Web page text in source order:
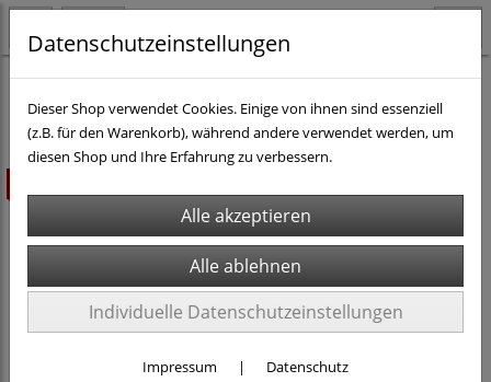
Datenschutzeinstellungen
Dieser Shop verwendet Cookies. Einige von ihnen sind essenziell
(z.B. für den Warenkorb), während andere verwendet werden, um
diesen Shop und Ihre Erfahrung zu verbessern.
Individuelle Datenschutzeinstellungen
Impressum | Datenschutz